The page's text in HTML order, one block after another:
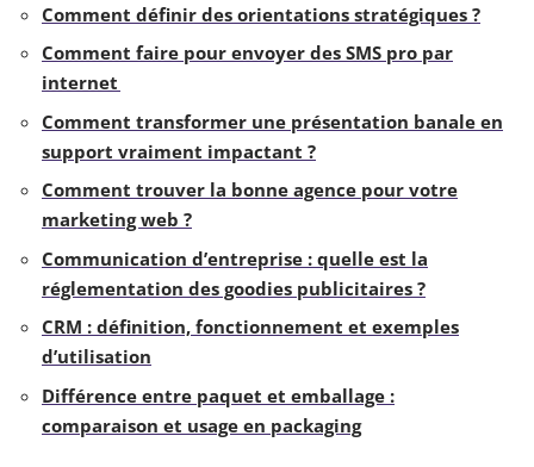
Comment définir des orientations stratégiques ?
Comment faire pour envoyer des SMS pro par
internet
Comment transformer une présentation banale en
support vraiment impactant ?
Comment trouver la bonne agence pour votre
marketing web ?
Communication d’entreprise : quelle est la
réglementation des goodies publicitaires ?
CRM : définition, fonctionnement et exemples
d’utilisation
Différence entre paquet et emballage :
comparaison et usage en packaging